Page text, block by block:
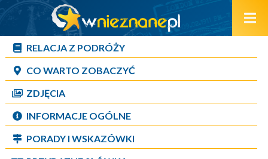
RELACJA Z PODRÓŻY
CO WARTO ZOBACZYĆ
ZDJĘCIA
INFORMACJE OGÓLNE
PORADY I WSKAZÓWKI